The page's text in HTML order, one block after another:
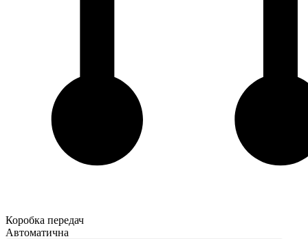
Коробка передач
Автоматична